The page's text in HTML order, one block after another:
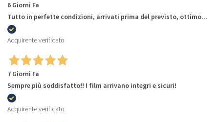
6 Giorni Fa
Tutto in perfette condizioni, arrivati prima del previsto, ottimo...
Acquirente verificato
7 Giorni Fa
Sempre più soddisfatto!! I film arrivano integri e sicuri!
Acquirente verificato